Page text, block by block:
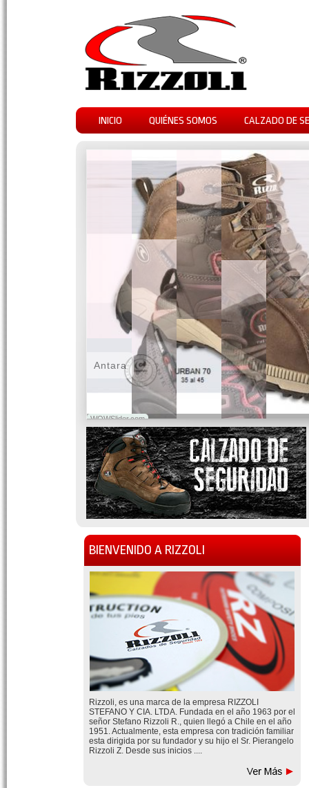
INICIO QUIÉNES SOMOS CALZADO DE
WOWSlider.com
Antara
BIENVENIDO A RIZZOLI
Rizzoli, es una marca de la empresa RIZZOLI
STEFANO Y CIA. LTDA. Fundada en el año 1963 por el
señor Stefano Rizzoli R., quien llegó a Chile en el año
1951. Actualmente, esta empresa con tradición familiar
esta dirigida por su fundador y su hijo el Sr. Pierangelo
Rizzoli Z. Desde sus inicios ....